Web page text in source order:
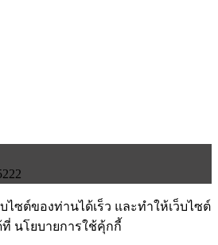
ไซต์ของท่านได้เร็ว และทำให้เว็บไซต์
ที่ นโยบายการใช้คุ้กกี้